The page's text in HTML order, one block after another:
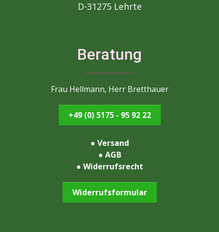
D-31275 Lehrte
Beratung
Frau Hellmann, Herr Bretthauer
+49 (0) 5175 - 95 92 22
● Versand
● AGB
● Widerrufsrecht
Widerrufsformular